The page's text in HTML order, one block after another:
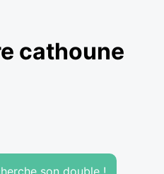
cathoune
son double !